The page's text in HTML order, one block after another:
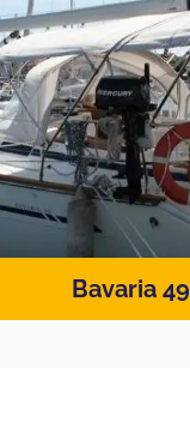
Bavaria 49